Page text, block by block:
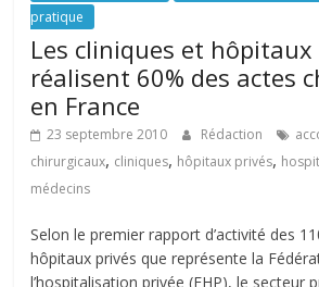
pratique
Les cliniques et hôpitaux
réalisent 60% des actes
en France
23 septembre 2010 Rédaction
chirurgicaux, cliniques, hôpitaux privés,
médecins
Selon le premier rapport d’activité des
hôpitaux privés que représente la
l’hospitalisation privée (FHP), le secteur